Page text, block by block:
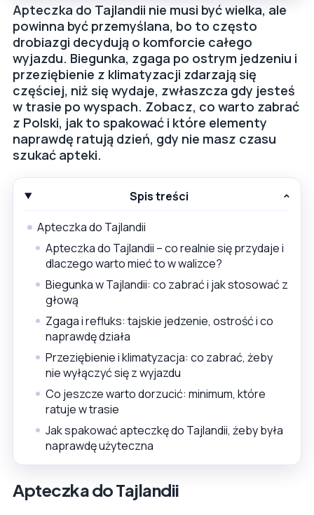
Apteczka do Tajlandii nie musi być wielka, ale
powinna być przemyślana, bo to często
drobiazgi decydują o komforcie całego
wyjazdu. Biegunka, zgaga po ostrym jedzeniu i
przeziębienie z klimatyzacji zdarzają się
częściej, niż się wydaje, zwłaszcza gdy jesteś
w trasie po wyspach. Zobacz, co warto zabrać
z Polski, jak to spakować i które elementy
naprawdę ratują dzień, gdy nie masz czasu
szukać apteki.
Spis treści
Apteczka do Tajlandii
Apteczka do Tajlandii – co realnie się przydaje i
dlaczego warto mieć to w walizce?
Biegunka w Tajlandii: co zabrać i jak stosować z
głową
Zgaga i refluks: tajskie jedzenie, ostrość i co
naprawdę działa
Przeziębienie i klimatyzacja: co zabrać, żeby
nie wyłączyć się z wyjazdu
Co jeszcze warto dorzucić: minimum, które
ratuje w trasie
Jak spakować apteczkę do Tajlandii, żeby była
naprawdę użyteczna
Apteczka do Tajlandii